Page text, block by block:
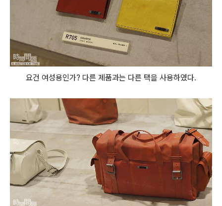
요건 여성용인가? 다른 제품과는 다른 택을 사용하였다.